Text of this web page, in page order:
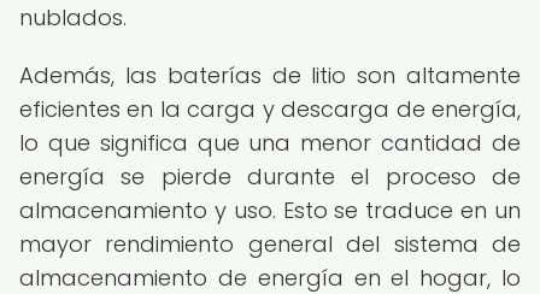
nublados.
Además, las baterías de litio son altamente
eficientes en la carga y descarga de energía,
lo que significa que una menor cantidad de
energía se pierde durante el proceso de
almacenamiento y uso. Esto se traduce en un
mayor rendimiento general del sistema de
almacenamiento de energía en el hogar, lo